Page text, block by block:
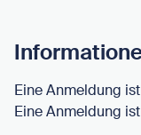
Eine Anmeldung
Eine Anmeldung